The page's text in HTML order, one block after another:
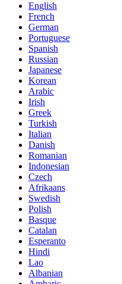
English
French
German
Portuguese
Spanish
Russian
Japanese
Korean
Arabic
Irish
Greek
Turkish
Italian
Danish
Romanian
Indonesian
Czech
Afrikaans
Swedish
Polish
Basque
Catalan
Esperanto
Hindi
Lao
Albanian